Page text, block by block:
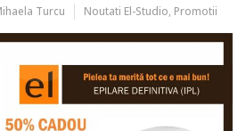
Turcu Noutati El-Studio, Promotii